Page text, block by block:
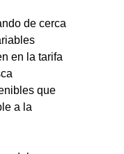
de cerca
en la tarifa
que
a la